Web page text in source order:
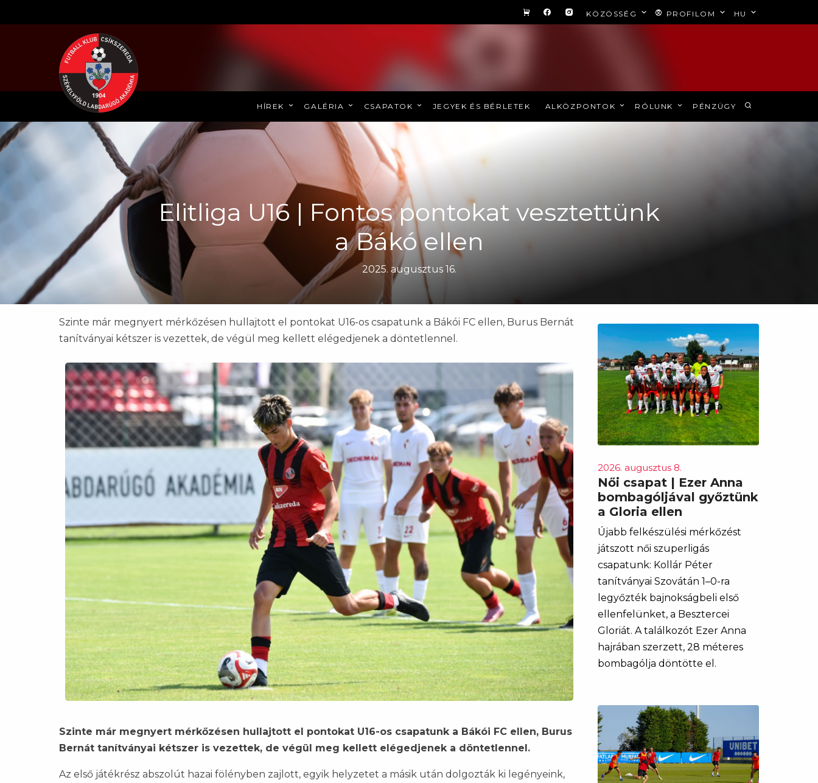
KÖZÖSSÉG PROFILOM HU
HÍREK GALÉRIA CSAPATOK JEGYEK ÉS BÉRLETEK ALKÖZPONTOK RÓLUNK PÉNZÜGY
Elitliga U16 | Fontos pontokat vesztettünk
a Bákó ellen
2025. augusztus 16.
Szinte már megnyert mérkőzésen hullajtott el pontokat U16-os csapatunk a Bákói FC ellen, Burus Bernát
tanítványai kétszer is vezettek, de végül meg kellett elégedjenek a döntetlennel.
Szinte már megnyert mérkőzésen hullajtott el pontokat U16-os csapatunk a Bákói FC ellen, Burus
Bernát tanítványai kétszer is vezettek, de végül meg kellett elégedjenek a döntetlennel.
Az első játékrész abszolút hazai fölényben zajlott, egyik helyzetet a másik után dolgozták ki legényeink,
2026. augusztus 8.
Női csapat | Ezer Anna
bombagóljával győztünk
a Gloria ellen
Újabb felkészülési mérkőzést
játszott női szuperligás
csapatunk: Kollár Péter
tanítványai Szovátán 1–0-ra
legyőzték bajnokságbeli első
ellenfelünket, a Besztercei
Gloriát. A találkozót Ezer Anna
hajrában szerzett, 28 méteres
bombagólja döntötte el.